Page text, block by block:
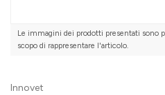
Le immagini dei prodotti presentati sono
scopo di rappresentare l'articolo.
Innovet